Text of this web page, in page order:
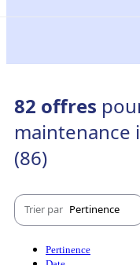
82 offres
maintenance
(86)
Trier par Pertinence
Pertinence